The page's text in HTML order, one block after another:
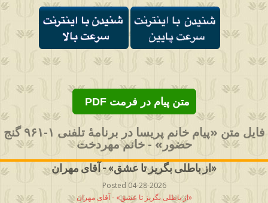
PDF متن پیام در فرمت
فایل متن «پیام خانم پریسا در برنامهٔ تلفنی ۱-۹۶۱ گنج
حضور» - خانم مهردخت
از باطلی بگریز تا عشق» - آقای مهران»
Posted 04-28-2026
از باطلی بگریز تا عشق» - آقای مهران»